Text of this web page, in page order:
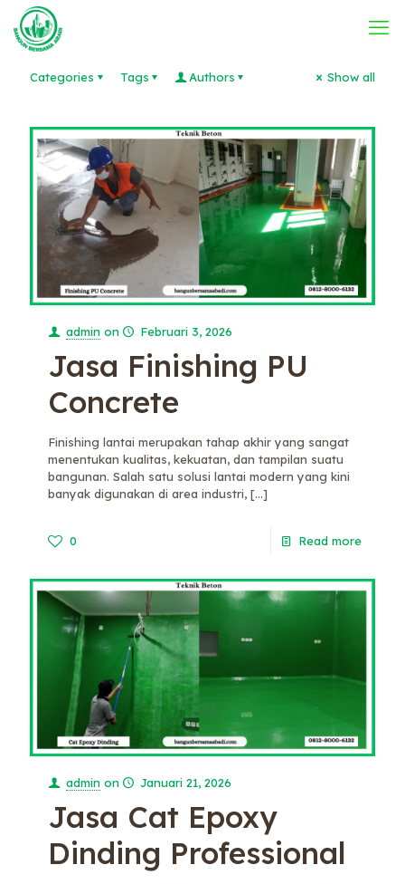
Categories Tags Authors Show all
admin on Februari 3, 2026
Jasa Finishing PU
Concrete
Finishing lantai merupakan tahap akhir yang sangat
menentukan kualitas, kekuatan, dan tampilan suatu
bangunan. Salah satu solusi lantai modern yang kini
banyak digunakan di area industri, […]
0 Read more
admin on Januari 21, 2026
Jasa Cat Epoxy
Dinding Professional